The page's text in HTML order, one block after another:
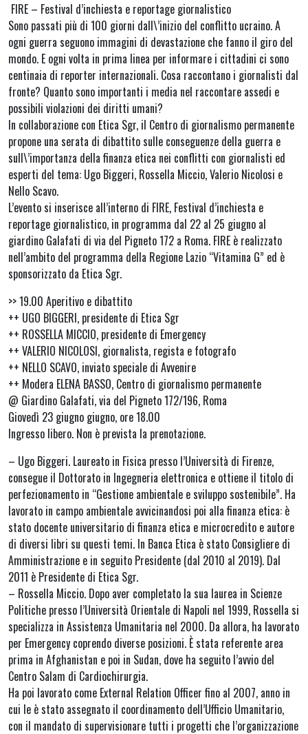
FIRE – Festival d’inchiesta e reportage giornalistico
Sono passati più di 100 giorni dall\’inizio del conflitto ucraino. A
ogni guerra seguono immagini di devastazione che fanno il giro del
mondo. E ogni volta in prima linea per informare i cittadini ci sono
centinaia di reporter internazionali. Cosa raccontano i giornalisti dal
fronte? Quanto sono importanti i media nel raccontare assedi e
possibili violazioni dei diritti umani?
In collaborazione con Etica Sgr, il Centro di giornalismo permanente
propone una serata di dibattito sulle conseguenze della guerra e
sull\’importanza della finanza etica nei conflitti con giornalisti ed
esperti del tema: Ugo Biggeri, Rossella Miccio, Valerio Nicolosi e
Nello Scavo.
L’evento si inserisce all’interno di FIRE, Festival d’inchiesta e
reportage giornalistico, in programma dal 22 al 25 giugno al
giardino Galafati di via del Pigneto 172 a Roma. FIRE è realizzato
nell’ambito del programma della Regione Lazio “Vitamina G” ed è
sponsorizzato da Etica Sgr.
>> 19.00 Aperitivo e dibattito
++ UGO BIGGERI, presidente di Etica Sgr
++ ROSSELLA MICCIO, presidente di Emergency
++ VALERIO NICOLOSI, giornalista, regista e fotografo
++ NELLO SCAVO, inviato speciale di Avvenire
++ Modera ELENA BASSO, Centro di giornalismo permanente
@ Giardino Galafati, via del Pigneto 172/196, Roma
Giovedì 23 giugno giugno, ore 18.00
Ingresso libero. Non è prevista la prenotazione.
– Ugo Biggeri. Laureato in Fisica presso l’Università di Firenze,
consegue il Dottorato in Ingegneria elettronica e ottiene il titolo di
perfezionamento in “Gestione ambientale e sviluppo sostenibile”. Ha
lavorato in campo ambientale avvicinandosi poi alla finanza etica: è
stato docente universitario di finanza etica e microcredito e autore
di diversi libri su questi temi. In Banca Etica è stato Consigliere di
Amministrazione e in seguito Presidente (dal 2010 al 2019). Dal
2011 è Presidente di Etica Sgr.
– Rossella Miccio. Dopo aver completato la sua laurea in Scienze
Politiche presso l’Università Orientale di Napoli nel 1999, Rossella si
specializza in Assistenza Umanitaria nel 2000. Da allora, ha lavorato
per Emergency coprendo diverse posizioni. È stata referente area
prima in Afghanistan e poi in Sudan, dove ha seguito l’avvio del
Centro Salam di Cardiochirurgia.
Ha poi lavorato come External Relation Officer fino al 2007, anno in
cui le è stato assegnato il coordinamento dell’Ufficio Umanitario,
con il mandato di supervisionare tutti i progetti che l’organizzazione